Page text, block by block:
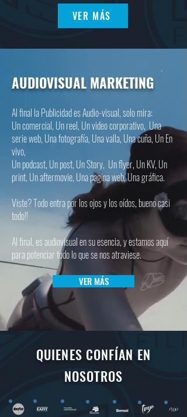
VER MÁS
AUDIOVISUAL MARKETING
Al final la Publicidad es Audio-visual, solo mira:
Un comercial, Un reel, Un video corporativo, Una
serie web, Una fotografía, Una valla, Una cuña, Un En
vivo,
Un podcast, Un post, Un Story, Un flyer, Un KV, Un
print, Un aftermovie, Una pagina web, Una gráfica.
Viste? Todo entra por los ojos y los oídos, bueno casi
todo!!
Al final, es audiovisual en su esencia, y estamos aquí
para potenciar todo lo que se nos atraviese.
VER MÁS
QUIENES CONFÍAN EN
NOSOTROS